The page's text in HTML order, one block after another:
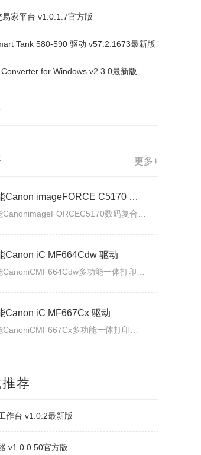
易家平台 v1.0.1.7官方版
Tank 580-590 驱动 v57.2.1673最新版
for Windows v2.3.0最新版
更多+
佳能Canon imageFORCE C5170 驱动
Canon iC MF664Cdw 驱动
Canon iC MF667Cx 驱动
岛南昌麻将
荐
作台 v1.0.2最新版
v1.0.0.50官方版